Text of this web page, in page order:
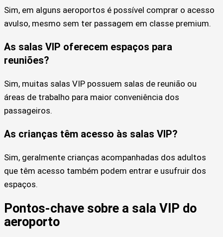
Sim, em alguns aeroportos é possível comprar o acesso
avulso, mesmo sem ter passagem em classe premium.
As salas VIP oferecem espaços para
reuniões?
Sim, muitas salas VIP possuem salas de reunião ou
áreas de trabalho para maior conveniência dos
passageiros.
As crianças têm acesso às salas VIP?
Sim, geralmente crianças acompanhadas dos adultos
que têm acesso também podem entrar e usufruir dos
espaços.
Pontos-chave sobre a sala VIP do
aeroporto